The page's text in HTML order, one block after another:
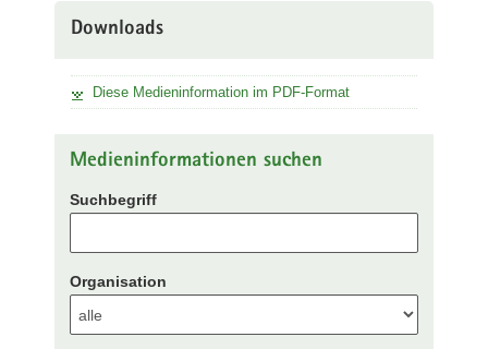
Downloads
Diese Medieninformation im PDF-Format
Medieninformationen suchen
Suchbegriff
Organisation